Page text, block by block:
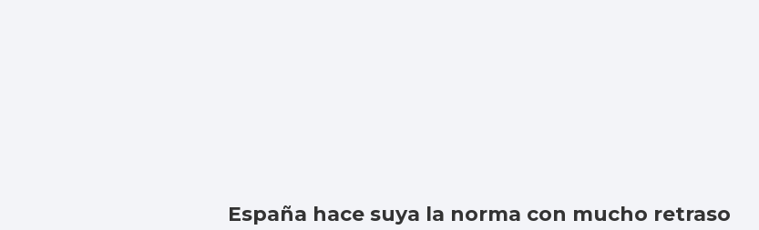
España hace suya la norma con mucho retraso